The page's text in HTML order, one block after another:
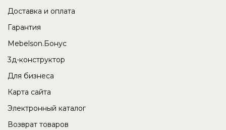
Доставка и оплата
Гарантия
Mebelson.Бонус
3д-конструктор
Для бизнеса
Карта сайта
Электронный каталог
Возврат товаров